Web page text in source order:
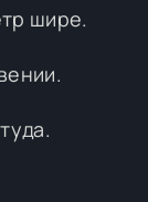
шире.